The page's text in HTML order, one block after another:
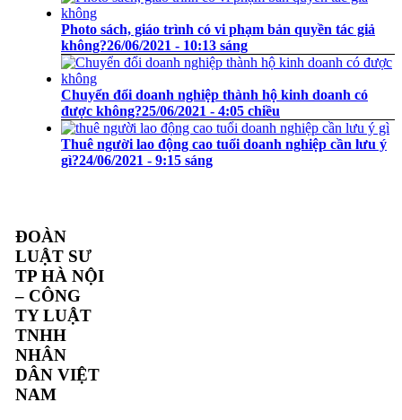
Photo sách, giáo trình có vi phạm bản quyền tác giả
không?26/06/2021 - 10:13 sáng
Chuyển đổi doanh nghiệp thành hộ kinh doanh có
được không?25/06/2021 - 4:05 chiều
Thuê người lao động cao tuổi doanh nghiệp cần lưu ý
gì?24/06/2021 - 9:15 sáng
ĐOÀN
LUẬT SƯ
TP HÀ NỘI
– CÔNG
TY LUẬT
TNHH
NHÂN
DÂN VIỆT
NAM